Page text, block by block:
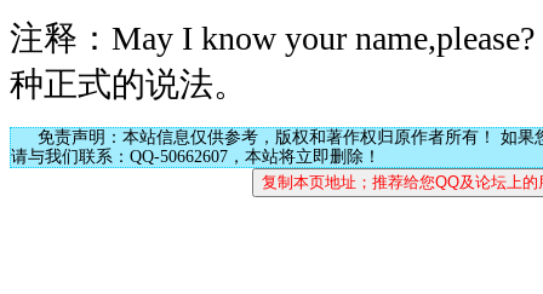
注释：May I know your
种正式的说法。
免责声明：本站信息仅供参考，版权和著作权归原作者所有！ 如果
请与我们联系：QQ-50662607，本站将立即删除！